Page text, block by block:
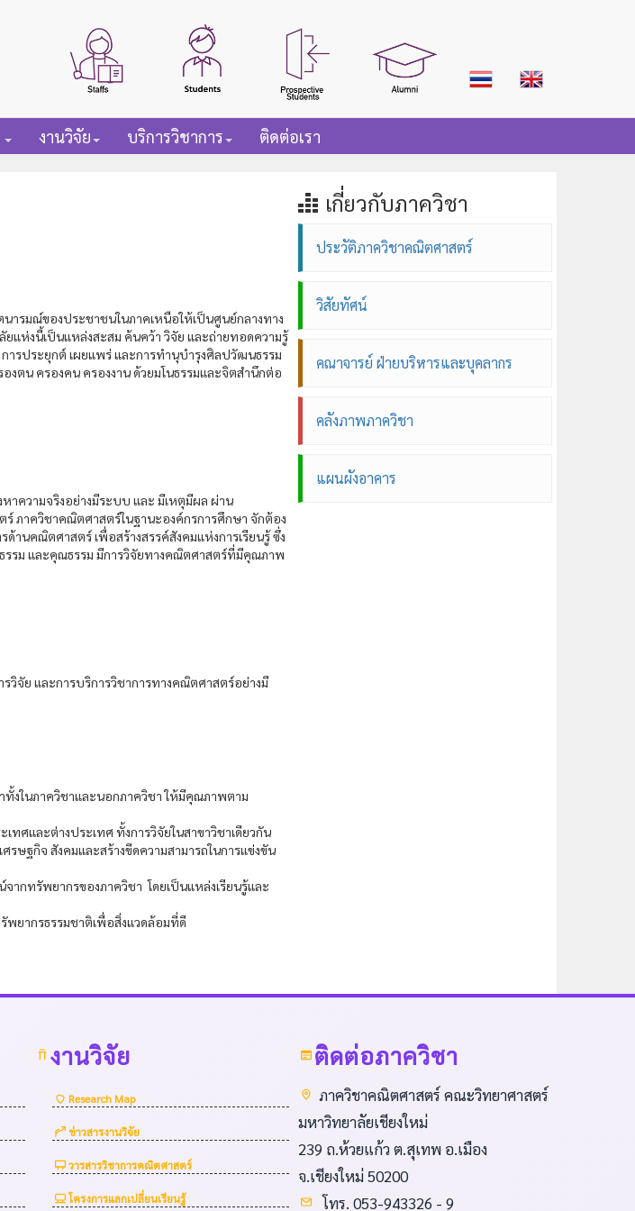
งานวิจัย บริการวิชาการ ติดต่อเรา
ารมณ์ของประชาชนในภาคเหนือให้เป็นศูนย์กลางทาง
แห่งนี้เป็นแหล่งสะสม ค้นคว้า วิจัย และถ่ายทอดความรู้
ารประยุกต์ เผยแพร่ และการทำนุบำรุงศิลปวัฒนธรรม
ตน ครองคน ครองงาน ด้วยมโนธรรมและจิตสำนึกต่อ
าความจริงอย่างมีระบบ และ มีเหตุมีผล ผ่าน
ภาควิชาคณิตศาสตร์ในฐานะองค์กรการศึกษา จักต้อง
านคณิตศาสตร์ เพื่อสร้างสรรค์สังคมแห่งการเรียนรู้ ซึ่ง
รม และคุณธรรม มีการวิจัยทางคณิตศาสตร์ที่มีคุณภาพ
วิจัย และการบริการวิชาการทางคณิตศาสตร์อย่างมี
ในภาควิชาและนอกภาควิชา ให้มีคุณภาพตาม
ทศและต่างประเทศ ทั้งการวิจัยในสาขาวิชาเดียวกัน
ษฐกิจ สังคมและสร้างขีดความสามารถในการแข่งขัน
ากทรัพยากรของภาควิชา โดยเป็นแหล่งเรียนรู้และ
ยากรธรรมชาติเพื่อสิ่งแวดล้อมที่ดี
เกี่ยวกับภาควิชา
ประวัติภาควิชาคณิตศาสตร์
วิสัยทัศน์
คณาจารย์ ฝ่ายบริหารและบุคลากร
คลังภาพภาควิชา
แผนผังอาคาร
งานวิจัย
Research Map
ข่าวสารงานวิจัย
วารสารวิชาการคณิตศาสตร์
โครงการแลกเปลี่ยนเรียนรู้
ติดต่อภาควิชา
ภาควิชาคณิตศาสตร์ คณะวิทยาศาสตร์
มหาวิทยาลัยเชียงใหม่
239 ถ.ห้วยแก้ว ต.สุเทพ อ.เมือง
จ.เชียงใหม่ 50200
โทร. 053-943326 - 9